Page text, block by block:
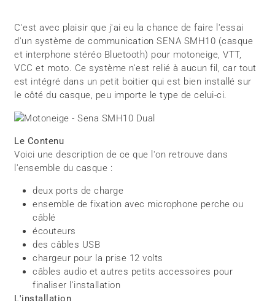
C'est avec plaisir que j'ai eu la chance de faire l'essai
d'un système de communication SENA SMH10 (casque
et interphone stéréo Bluetooth) pour motoneige, VTT,
VCC et moto. Ce système n'est relié à aucun fil, car tout
est intégré dans un petit boitier qui est bien installé sur
le côté du casque, peu importe le type de celui-ci.
Le Contenu
Voici une description de ce que l'on retrouve dans
l'ensemble du casque :
deux ports de charge
ensemble de fixation avec microphone perche ou
câblé
écouteurs
des câbles USB
chargeur pour la prise 12 volts
câbles audio et autres petits accessoires pour
finaliser l'installation
L'installation